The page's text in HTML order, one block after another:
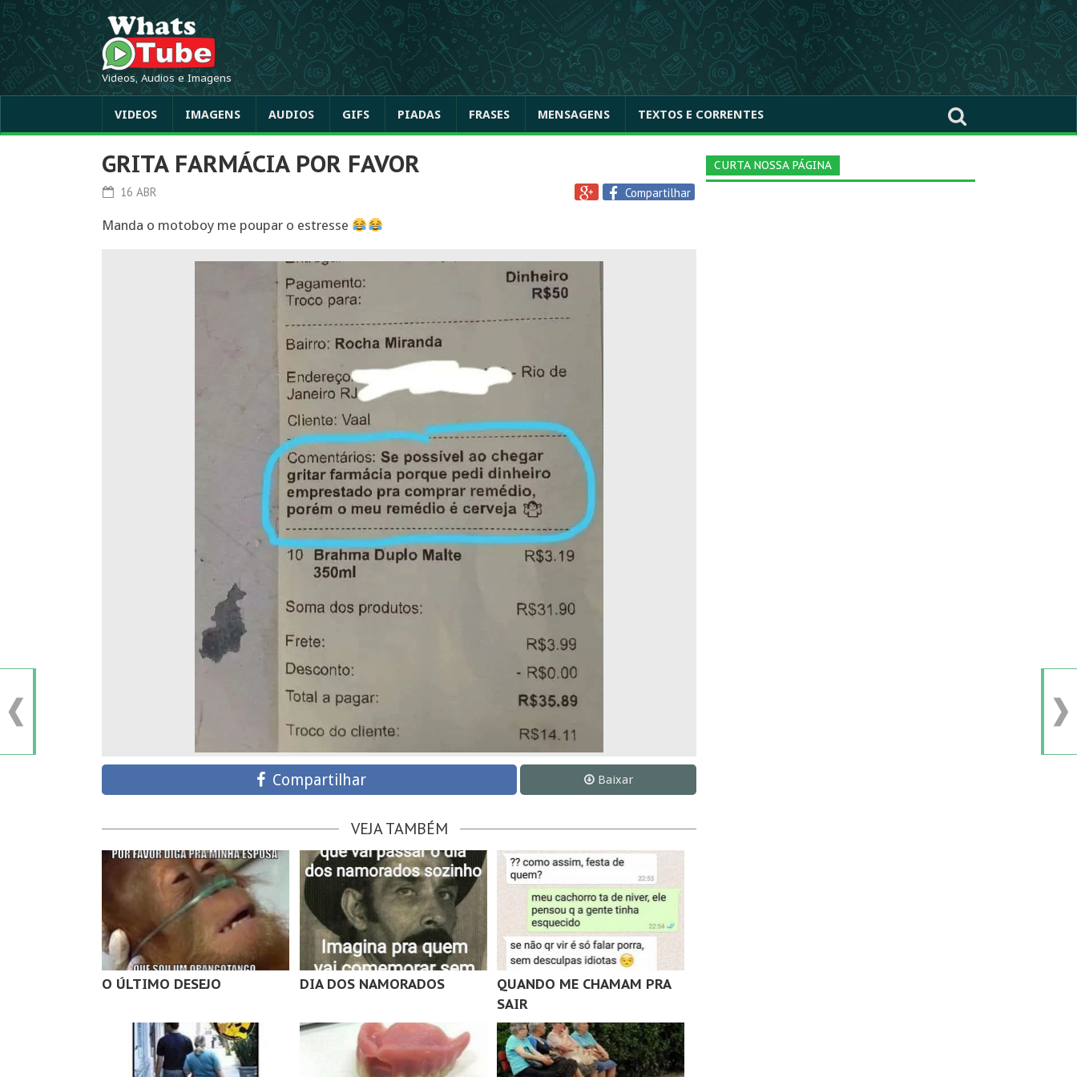
Videos, Audios e Imagens
VIDEOS IMAGENS AUDIOS GIFS PIADAS FRASES MENSAGENS TEXTOS E CORRENTES
GRITA FARMÁCIA POR FAVOR
16 ABR Compartilhar
Manda o motoboy me poupar o estresse
Compartilhar Baixar
VEJA TAMBÉM
O ÚLTIMO DESEJO DIA DOS NAMORADOS
QUANDO ME CHAMAM PRA
SAIR
CURTA NOSSA PÁGINA